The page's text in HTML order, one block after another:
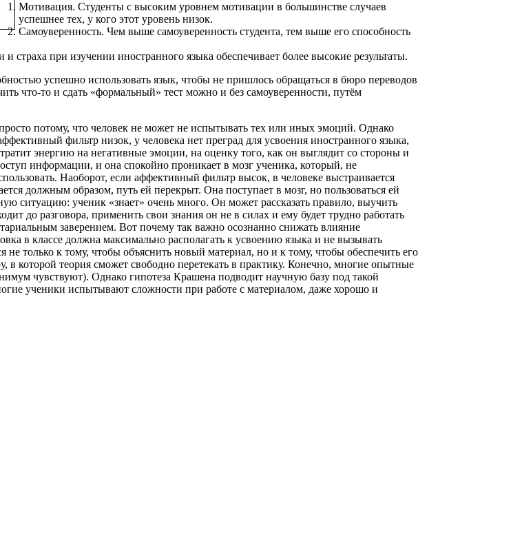
Мотивация. Студенты с высоким уровнем мотивации в большинстве случаев
успешнее тех, у кого этот уровень низок.
Самоуверенность. Чем выше самоуверенность студента, тем выше его способность
страха при изучении иностранного языка обеспечивает более высокие результаты.
успешно использовать язык, чтобы не пришлось обращаться в бюро переводов
что-то и сдать «формальный» тест можно и без самоуверенности, путём
потому, что человек не может не испытывать тех или иных эмоций. Однако
фильтр низок, у человека нет преград для усвоения иностранного языка,
энергию на негативные эмоции, на оценку того, как он выглядит со стороны и
информации, и она спокойно проникает в мозг ученика, который, не
Наоборот, если аффективный фильтр высок, в человеке выстраивается
должным образом, путь ей перекрыт. Она поступает в мозг, но пользоваться ей
ситуацию: ученик «знает» очень много. Он может рассказать правило, выучить
до разговора, применить свои знания он не в силах и ему будет трудно работать
заверением. Вот почему так важно осознанно снижать влияние
в классе должна максимально располагать к усвоению языка и не вызывать
не только к тому, чтобы объяснить новый материал, но и к тому, чтобы обеспечить его
в которой теория сможет свободно перетекать в практику. Конечно, многие опытные
чувствуют). Однако гипотеза Крашена подводит научную базу под такой
ученики испытывают сложности при работе с материалом, даже хорошо и